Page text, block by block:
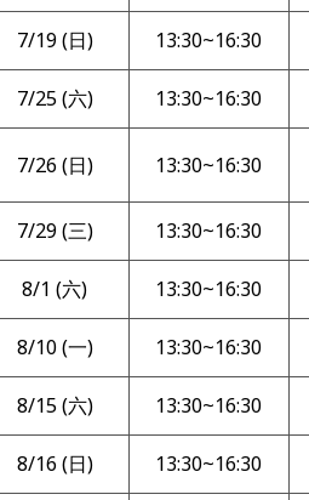
7/19 (日) 13:30~16:30
7/25 (六) 13:30~16:30
7/26 (日) 13:30~16:30
7/29 (三) 13:30~16:30
8/1 (六) 13:30~16:30
8/10 (一) 13:30~16:30
8/15 (六) 13:30~16:30
8/16 (日) 13:30~16:30